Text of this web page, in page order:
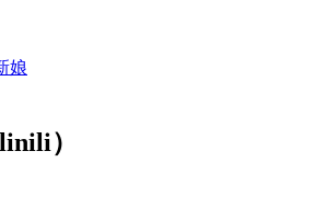
娘
）